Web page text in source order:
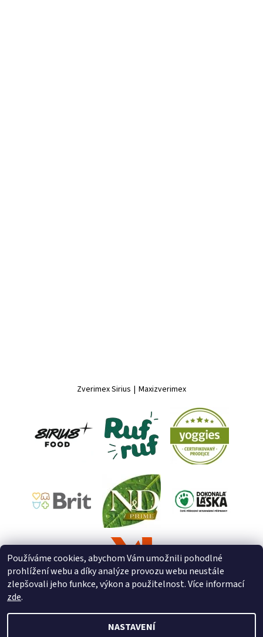
Zverimex Sirius | Maxizverimex
Používáme cookies, abychom Vám umožnili pohodlné
prohlížení webu a díky analýze provozu webu neustále
zlepšovali jeho funkce, výkon a použitelnost. Více informací
zde.
NASTAVENÍ